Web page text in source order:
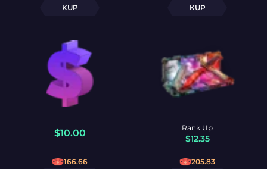
KUP KUP
$10.00
166.66
Rank Up
$12.35
205.83